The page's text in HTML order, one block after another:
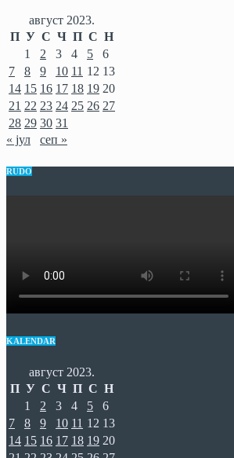
август 2023.
П У С Ч П С Н
1
2 3 4 5
6
7
8 9 10 11 12 13
14 15 16 17 18 19 20
21 22 23 24 25 26 27
28 29 30 31
« јул
сеп »
RUDO
KALENDAR
август 2023.
П У С Ч П С Н
1
2 3 4 5
6
7
8 9 10 11 12 13
14 15 16 17 18 19 20